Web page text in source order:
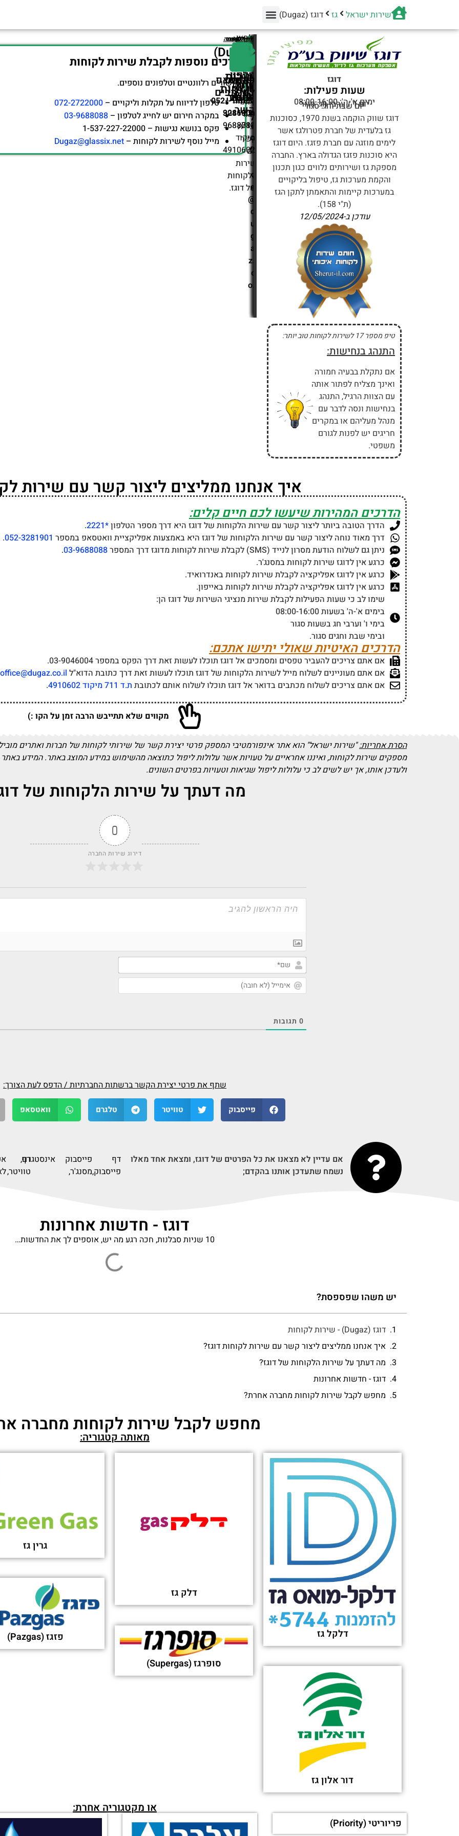
שירות ישראל גז דוגז (Dugaz)
דוגז
שעות פעילות:
ימים א'-ה': 08:00-16:00
יום ו' / ערבי חג: סגור
יום שבת וחג: סגור
דוגז שווק הוקמה בשנת 1970, כסוכנות
גז בלעדית של חברת פטרולגז אשר
לימים מוזגה עם חברת פזגז. היום דוגז
היא סוכנות פזגז הגדולה בארץ. החברה
מספקת גז ושירותים נלווים כגון תכנון
והקמת מערכות גז, טיפול בליקויים
במערכות קיימות והתאמתן לתקן הגז
(ת"י 158).
עודכן ב-12/05/2024
טיפ מספר 17 לשירות לקוחות טוב יותר:
התנהג בנחישות:
אם נתקלת בבעיה חמורה
ואינך מצליח לפתור אותה
עם הצוות הרגיל, התנהג
בנחישות ונסה לדבר עם
מנהל מעליהם או במקרים
חריגים יש לפנות לגורם
משפטי.
דוגז
(Dugaz)
-
שירות
לקוחות
בחר
לך
את
הדרך
הנוחה
ביותר
עבור
יצירת
קשר
עם
שירות
הלקוחות
של דוגז.
תלחצו
על
האייקון,
זה
קל
ופשוט.
מענה מהיר
טלפון
*2221
מענה מהיר
וואטסאפ
לשמור-052-
3281901
לחץ לשליחה
שליחת
SMS
03-
9688088
לחץ לשליחה
מ
י
י
ל
o
ff
i
c
e
@
d
u
g
a
z.
c
o.
פקס
03-
9046004
לחץ למעבר
טופס
יצירת
קשר
לחץ למעבר
אתר
החברה
לחץ למעבר
אזור
אישי
לחץ למעבר
ערוץ
יוטיוב
לחץ להצגה
כתובת
למכתבים
ת.ד
711
מיקוד
4910602
דרכים נוספות לקבלת שירות לקוחות
קישורים רלוונטיים וטלפונים נוספים.
טלפון לדיווח על תקלות וליקויים – 072-2722000
במקרה חירום יש לחייג לטלפון – 03-9688088
פקס בנושא נגישות – 1-537-227-22000
מייל נוסף לשירות לקוחות – Dugaz@glassix.net
איך אנחנו ממליצים ליצור קשר עם שירות
הדרכים המהירות שיעשו לכם חיים קלים:
הדרך הטובה ביותר ליצור קשר עם שירות הלקוחות של דוגז היא דרך מספר הטלפון*2221
.
דרך מאוד נוחה ליצור קשר עם שירות הלקוחות של דוגז היא באמצעות אפליקציית וואטסאפ במספר 052-3281901
.
ניתן גם לשלוח הודעת מסרון לנייד (SMS) לקבלת שירות לקוחות מדוגז דרך המספר
03-9688088
.
כרגע אין לדוגז שירות לקוחות במסנג'ר.
כרגע אין לדוגז אפליקציה לקבלת שירות לקוחות באנדרואיד.
כרגע אין לדוגז אפליקציה לקבלת שירות לקוחות באייפון.
שימו לב כי שעות הפעילות לקבלת שירות מנציגי השירות של דוגז הן:
בימים א'-ה' בשעות 08:00-16:00
בימי ו' וערבי חג בשעות סגור
ובימי שבת וחגים סגור.
הדרכים האיטיות שאולי יתישו אתכם:
אם אתם צריכים להעביר טפסים ומסמכים אל דוגז תוכלו לעשות זאת דרך הפקס במספר 03-9046004.
אם אתם מעוניינים לשלוח מייל לשירות הלקוחות של דוגז תוכלו לעשות זאת דרך כתובת הדוא"ל office@dugaz.co.il
אם אתם צריכים לשלוח מכתבים בדואר אל דוגז תוכלו לשלוח אותם לכתובת ת.ד 711 מיקוד 4910602 .
מקווים שלא תתייבש הרבה זמן על הקו :)
הסרת אחריות:"שירות ישראל" הוא אתר אינפורמטיבי המספק פרטי יצירת קשר של שירותי לקוחות של חברות ואתרים
מספקים שירות לקוחות, ואיננו אחראיים על טעויות אשר עלולות ליפול כתוצאה מהשימוש במידע המוצג באתר. המידע
ולעדכן אותו, אך יש לשים לב כי עלולות ליפול שגיאות וטעויות בפרטים השונים.
מה דעתך על שירות הלקוחות של
0
דירוג שירות החברה
(לא
0 תגובות
שתף את פרטי יצירת הקשר ברשתות החברתיות / הדפס לעת הצורך:
פייסבוק טוויטר טלגרם וואטסאפ
אם עדיין לא מצאנו את כל הפרטים של דוגז, ומצאת אחד מאלו
נשמח שתעדכן אותנו בהקדם;
דף
פייסבוק,
פייסבוק
מסנג'ר,
אינסטגרם,
דף
טוויטר,
דוגז - חדשות אחרונות
10 שניות סבלנות, חכה רגע מה יש, אוספים לך את החדשות…
יש משהו שפספסת?
דוגז (Dugaz) - שירות לקוחות
איך אנחנו ממליצים ליצור קשר עם שירות לקוחות דוגז?
מה דעתך על שירות הלקוחות של דוגז?
דוגז - חדשות אחרונות
מחפש לקבל שירות לקוחות מחברה אחרת?
מחפש לקבל שירות לקוחות מחברה
מאותה קטגוריה:
דלקל גז
דלק גז
גרין גז
פזגז (Pazgas)
סופרגז (Supergas)
דור אלון גז
או מקטגוריה אחרת:
פריוריטי (Priority)